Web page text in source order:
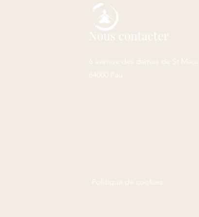
Nous contacter
6 avenue des dames de St Maur
64000 Pau
Politique de cookies